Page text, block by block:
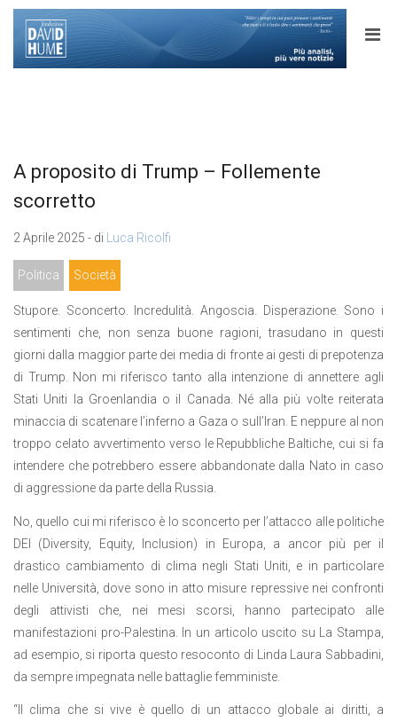
A proposito di Trump – Follemente
scorretto
2 Aprile 2025 - di Luca Ricolfi
Politica Società
Stupore. Sconcerto. Incredulità. Angoscia. Disperazione. Sono i
sentimenti che, non senza buone ragioni, trasudano in questi
giorni dalla maggior parte dei media di fronte ai gesti di prepotenza
di Trump. Non mi riferisco tanto alla intenzione di annettere agli
Stati Uniti la Groenlandia o il Canada. Né alla più volte reiterata
minaccia di scatenare l’inferno a Gaza o sull’Iran. E neppure al non
troppo celato avvertimento verso le Repubbliche Baltiche, cui si fa
intendere che potrebbero essere abbandonate dalla Nato in caso
di aggressione da parte della Russia.
No, quello cui mi riferisco è lo sconcerto per l’attacco alle politiche
DEI (Diversity, Equity, Inclusion) in Europa, a ancor più per il
drastico cambiamento di clima negli Stati Uniti, e in particolare
nelle Università, dove sono in atto misure repressive nei confronti
degli attivisti che, nei mesi scorsi, hanno partecipato alle
manifestazioni pro-Palestina. In un articolo uscito su La Stampa,
ad esempio, si riporta questo resoconto di Linda Laura Sabbadini,
da sempre impegnata nelle battaglie femministe.
“Il clima che si vive è quello di un attacco globale ai diritti, a